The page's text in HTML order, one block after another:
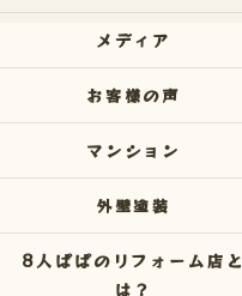
メディア
お客様の声
マンション
外壁塗装
8人ぱぱのリフォーム店と
は？